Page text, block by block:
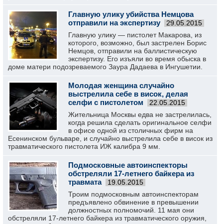
Главную улику убийства Немцова
отправили на экспертизу
29.05.2015
Главную улику — пистолет Макарова, из
которого, возможно, был застрелен Борис
Немцов, отправили на баллистическую
экспертизу. Его изъяли во время обыска в
доме матери подозреваемого Заура Дадаева в Ингушетии.
Молодая женщина случайно
выстрелила себе в висок, делая
селфи с пистолетом
22.05.2015
Жительница Москвы едва не застрелилась,
когда решила сделать оригинальное селфи
в офисе одной из столичных фирм на
Есенинском бульваре, и случайно выстрелила себе в висок из
травматического пистолета ИЖ калибра 9 мм.
Подмосковные автоинспекторы
обстреляли 17-летнего байкера из
травмата
19.05.2015
Троим подмосковным автоинспекторам
предъявлено обвинение в превышении
должностных полномочий. 11 мая они
обстреляли 17-летнего байкера из травматического оружия,